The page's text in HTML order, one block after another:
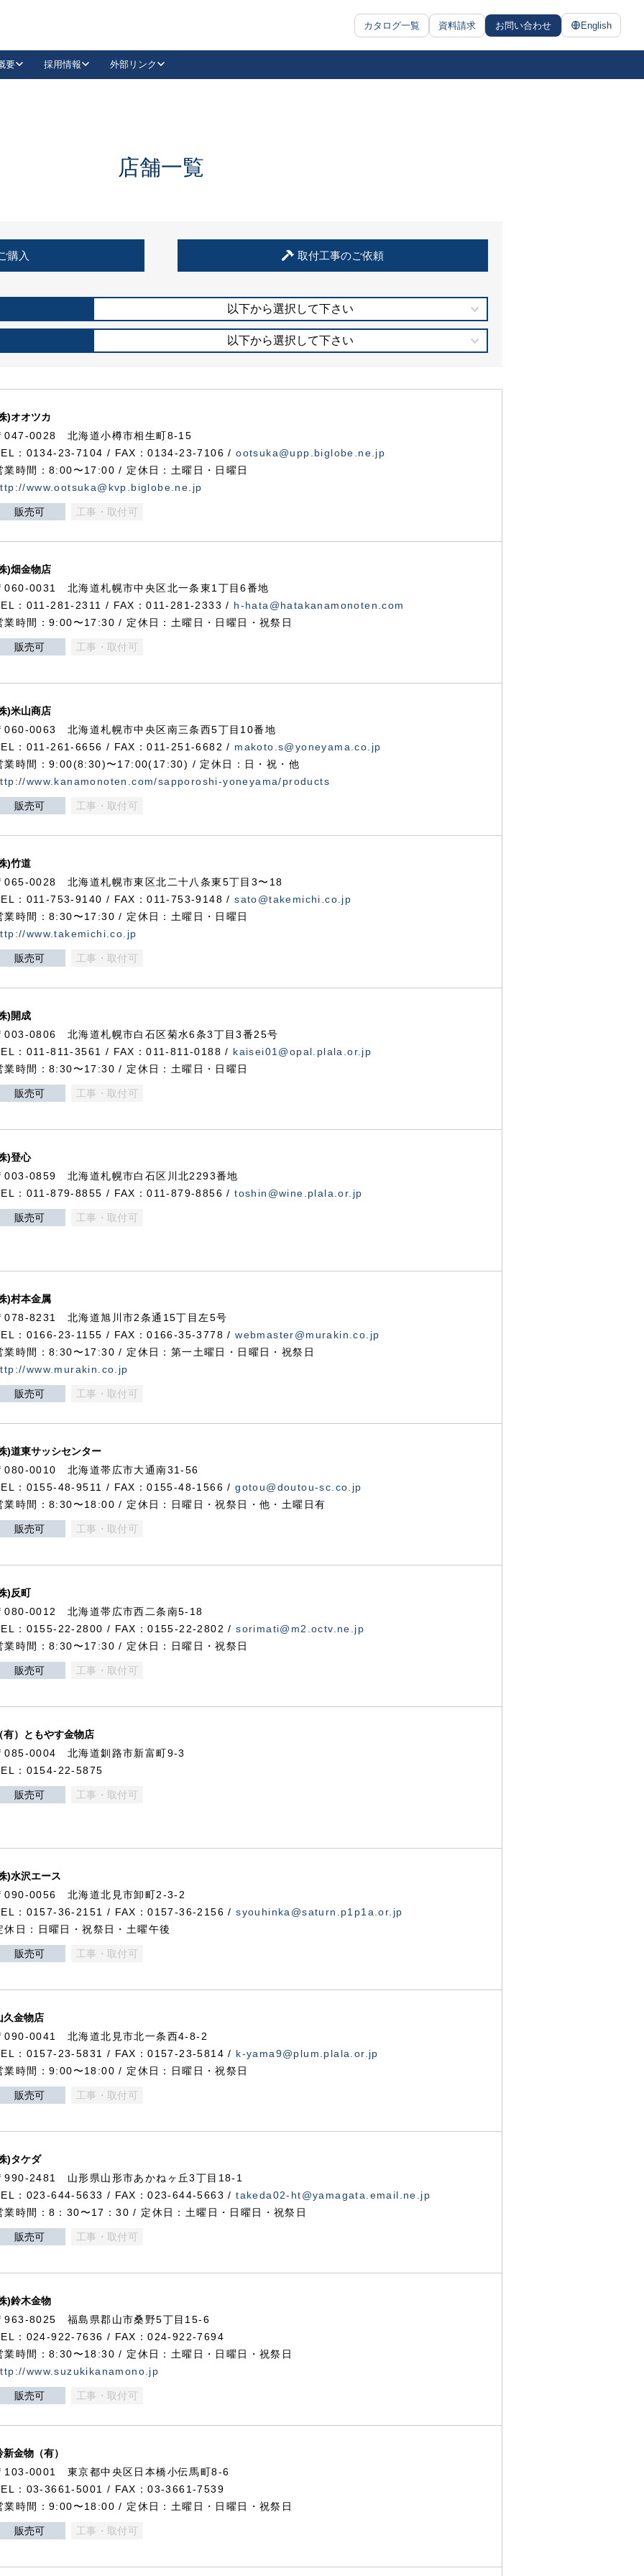
カタログ一覧 資料請求 お問い合わせ English
抗ウイルス・抗菌製品
要 採用情報 外部リンク
LinkedIn
住宅使用部材標準化推進協議会
店舗一覧
購入 取付工事のご依頼
以下から選択して下さい
以下から選択して下さい
)オオツカ
047-0028 北海道小樽市相生町8-15
：0134-23-7104 / FAX：0134-23-7106 /ootsuka@upp.biglobe.ne.jp
業時間：8:00〜17:00 / 定休日：土曜日・日曜日
www.ootsuka@kvp.biglobe.ne.jp
販売可 工事・取付可
)畑金物店
060-0031 北海道札幌市中央区北一条東1丁目6番地
：011-281-2311 / FAX：011-281-2333 / h-hata@hatakanamonoten.com
業時間：9:00〜17:30 / 定休日：土曜日・日曜日・祝祭日
販売可 工事・取付可
)米山商店
060-0063 北海道札幌市中央区南三条西5丁目10番地
：011-261-6656 / FAX：011-251-6682 / makoto.s@yoneyama.co.jp
業時間：9:00(8:30)〜17:00(17:30) / 定休日：日・祝・他
www.kanamonoten.com/sapporoshi-yoneyama/products
販売可 工事・取付可
)竹道
065-0028 北海道札幌市東区北二十八条東5丁目3〜18
：011-753-9140 / FAX：011-753-9148 /sato@takemichi.co.jp
業時間：8:30〜17:30 / 定休日：土曜日・日曜日
www.takemichi.co.jp
販売可 工事・取付可
)開成
003-0806 北海道札幌市白石区菊水6条3丁目3番25号
：011-811-3561 / FAX：011-811-0188 / kaisei01@opal.plala.or.jp
業時間：8:30〜17:30 / 定休日：土曜日・日曜日
販売可 工事・取付可
)登心
003-0859 北海道札幌市白石区川北2293番地
：011-879-8855 / FAX：011-879-8856 /toshin@wine.plala.or.jp
販売可 工事・取付可
)村本金属
078-8231 北海道旭川市2条通15丁目左5号
：0166-23-1155 / FAX：0166-35-3778 /webmaster@murakin.co.jp
業時間：8:30〜17:30 / 定休日：第一土曜日・日曜日・祝祭日
www.murakin.co.jp
販売可 工事・取付可
)道東サッシセンター
080-0010 北海道帯広市大通南31-56
：0155-48-9511 / FAX：0155-48-1566 /gotou@doutou-sc.co.jp
業時間：8:30〜18:00 / 定休日：日曜日・祝祭日・他・土曜日有
販売可 工事・取付可
)反町
080-0012 北海道帯広市西二条南5-18
：0155-22-2800 / FAX：0155-22-2802 /sorimati@m2.octv.ne.jp
業時間：8:30〜17:30 / 定休日：日曜日・祝祭日
販売可 工事・取付可
有）ともやす金物店
085-0004 北海道釧路市新富町9-3
：0154-22-5875
販売可 工事・取付可
)水沢エース
090-0056 北海道北見市卸町2-3-2
：0157-36-2151 / FAX：0157-36-2156 /syouhinka@saturn.p1p1a.or.jp
休日：日曜日・祝祭日・土曜午後
販売可 工事・取付可
久金物店
090-0041 北海道北見市北一条西4-8-2
：0157-23-5831 / FAX：0157-23-5814 / k-yama9@plum.plala.or.jp
業時間：9:00〜18:00 / 定休日：日曜日・祝祭日
販売可 工事・取付可
)タケダ
990-2481 山形県山形市あかねヶ丘3丁目18-1
：023-644-5633 / FAX：023-644-5663 /takeda02-ht@yamagata.email.ne.jp
業時間：8：30〜17：30 / 定休日：土曜日・日曜日・祝祭日
販売可 工事・取付可
)鈴木金物
963-8025 福島県郡山市桑野5丁目15-6
：024-922-7636 / FAX：024-922-7694
業時間：8:30〜18:30 / 定休日：土曜日・日曜日・祝祭日
www.suzukikanamono.jp
販売可 工事・取付可
新金物（有）
103-0001 東京都中央区日本橋小伝馬町8-6
：03-3661-5001 / FAX：03-3661-7539
業時間：9:00〜18:00 / 定休日：土曜日・日曜日・祝祭日
販売可 工事・取付可